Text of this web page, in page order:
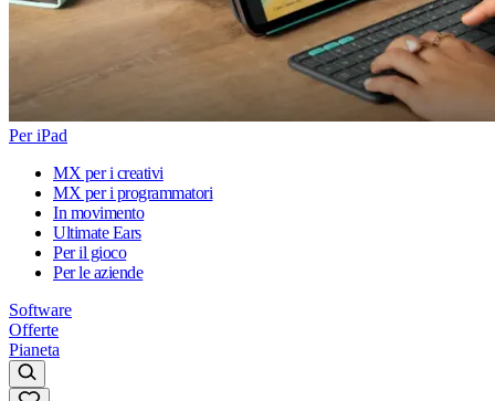
Per iPad
MX per i creativi
MX per i programmatori
In movimento
Ultimate Ears
Per il gioco
Per le aziende
Software
Offerte
Pianeta